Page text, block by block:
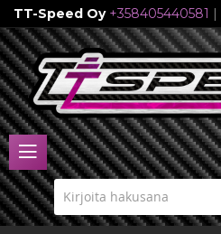
TT-Speed Oy +358405440581 |
Skip
to
Content